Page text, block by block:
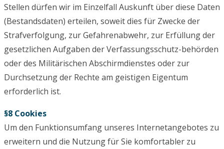
Stellen dürfen wir im Einzelfall Auskunft über diese Daten
(Bestandsdaten) erteilen, soweit dies für Zwecke der
Strafverfolgung, zur Gefahrenabwehr, zur Erfüllung der
gesetzlichen Aufgaben der Verfassungsschutz-behörden
oder des Militärischen Abschirmdienstes oder zur
Durchsetzung der Rechte am geistigen Eigentum
erforderlich ist.
§8 Cookies
Um den Funktionsumfang unseres Internetangebotes zu
erweitern und die Nutzung für Sie komfortabler zu